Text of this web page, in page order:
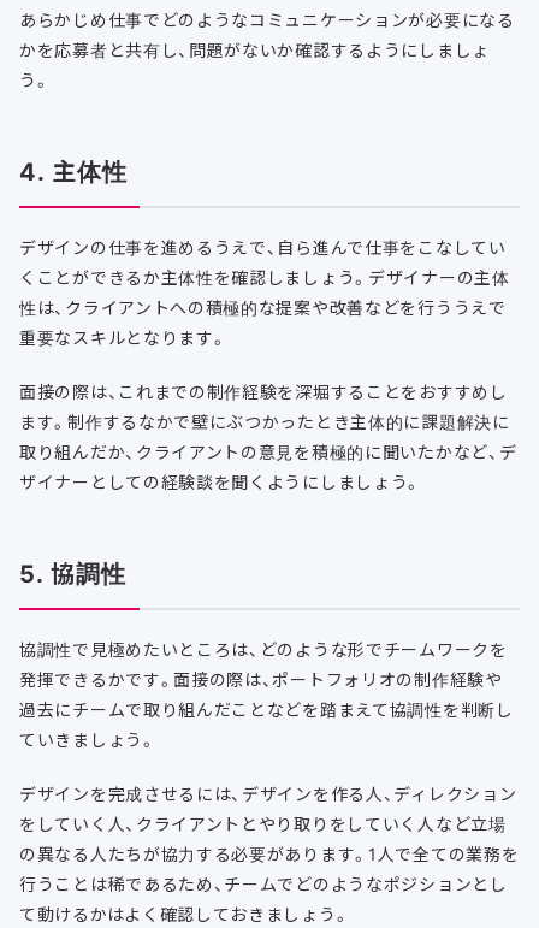
あらかじめ仕事でどのようなコミュニケーションが必要になる
かを応募者と共有し、問題がないか確認するようにしましょ
う。
4. 主体性
デザインの仕事を進めるうえで、自ら進んで仕事をこなしてい
くことができるか主体性を確認しましょう。デザイナーの主体
性は、クライアントへの積極的な提案や改善などを行ううえで
重要なスキルとなります。
面接の際は、これまでの制作経験を深堀することをおすすめし
ます。制作するなかで壁にぶつかったとき主体的に課題解決に
取り組んだか、クライアントの意見を積極的に聞いたかなど、デ
ザイナーとしての経験談を聞くようにしましょう。
5. 協調性
協調性で見極めたいところは、どのような形でチームワークを
発揮できるかです。面接の際は、ポートフォリオの制作経験や
過去にチームで取り組んだことなどを踏まえて協調性を判断し
ていきましょう。
デザインを完成させるには、デザインを作る人、ディレクション
をしていく人、クライアントとやり取りをしていく人など立場
の異なる人たちが協力する必要があります。1人で全ての業務を
行うことは稀であるため、チームでどのようなポジションとし
て動けるかはよく確認しておきましょう。